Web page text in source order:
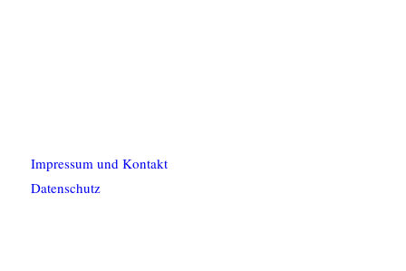
Impressum und Kontakt
Datenschutz